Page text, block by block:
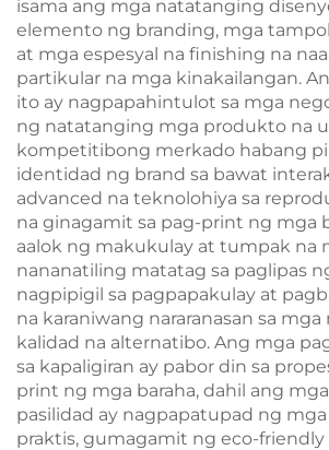
isama ang mga natatanging
elemento ng branding, mga
at mga espesyal na finishing na
partikular na mga kinakailangan.
ito ay nagpapahintulot sa mga
ng natatanging mga produkto na
kompetitibong merkado habang
identidad ng brand sa bawat
advanced na teknolohiya sa
na ginagamit sa pag-print ng mga
aalok ng makukulay at tumpak na
nananatiling matatag sa paglipas
nagpipigil sa pagpapakulay at
na karaniwang nararanasan sa
kalidad na alternatibo. Ang mga
sa kapaligiran ay pabor din sa
print ng mga baraha, dahil ang
pasilidad ay nagpapatupad ng
praktis, gumagamit ng eco-